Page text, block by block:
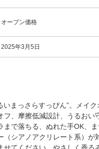
オープン価格
2025年3月5日
いまっさらすっぴん”。メイ
フ、摩擦低減設計、うるおい
まで落ちる、ぬれた手OK、
（シアノアクリレート系）が